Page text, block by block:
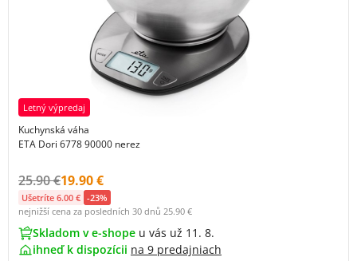
Letný výpredaj
Kuchynská váha
ETA Dori 6778 90000 nerez
Původní cena s DPH:
25.90 €Cena s DPH:
19.90 €
Ušetríte 6.00 € -23%
nejnižší cena za posledních 30 dnů 25.90 €
Skladom v e-shope u vás už 11. 8.
ihneď k dispozícii na 9 predajniach